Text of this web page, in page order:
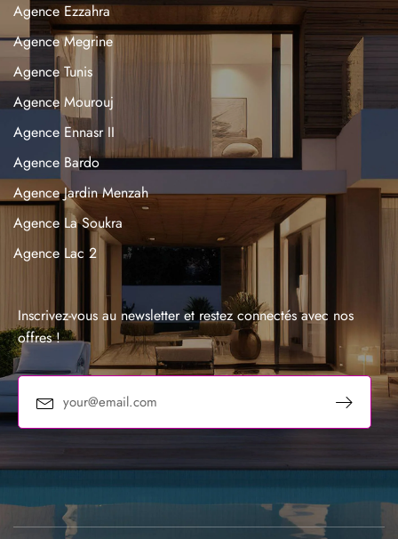
Agence Ezzahra
Agence Megrine
Agence Tunis
Agence Mourouj
Agence Ennasr II
Agence Bardo
Agence Jardin Menzah
Agence La Soukra
Agence Lac 2
Agence Sousse
Inscrivez-vous au newsletter et restez connectés avec nos
offres !